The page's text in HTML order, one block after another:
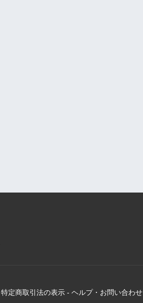
特定商取引法の表示 - ヘルプ・お問い合わせ